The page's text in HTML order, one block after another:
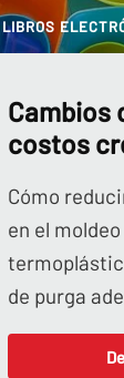
LIBROS
Cambios
costos
Cómo
en el moldeo
de purga